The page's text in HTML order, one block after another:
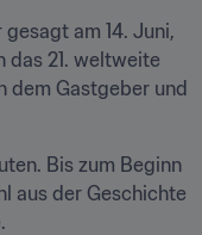
am 14. Juni,
21. weltweite
dem Gastgeber und
Bis zum Beginn
aus der Geschichte